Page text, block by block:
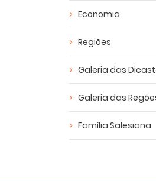
Economia
Regiões
Galeria das
Galeria das
Família Salesiana